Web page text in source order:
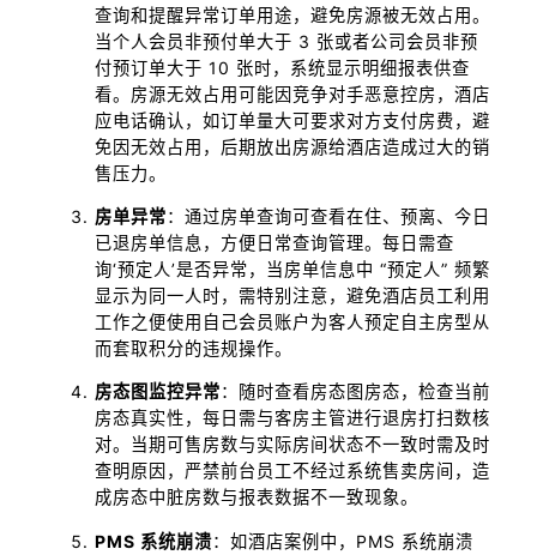
查询和提醒异常订单用途，避免房源被无效占用。
当个人会员非预付单大于 3 张或者公司会员非预
付预订单大于 10 张时，系统显示明细报表供查
看。房源无效占用可能因竞争对手恶意控房，酒店
应电话确认，如订单量大可要求对方支付房费，避
免因无效占用，后期放出房源给酒店造成过大的销
售压力。
房单异常：通过房单查询可查看在住、预离、今日
已退房单信息，方便日常查询管理。每日需查
询‘预定人’是否异常，当房单信息中 “预定人” 频繁
显示为同一人时，需特别注意，避免酒店员工利用
工作之便使用自己会员账户为客人预定自主房型从
而套取积分的违规操作。
房态图监控异常：随时查看房态图房态，检查当前
房态真实性，每日需与客房主管进行退房打扫数核
对。当期可售房数与实际房间状态不一致时需及时
查明原因，严禁前台员工不经过系统售卖房间，造
成房态中脏房数与报表数据不一致现象。
PMS 系统崩溃：如酒店案例中，PMS 系统崩溃